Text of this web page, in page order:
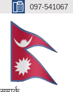
097-541067